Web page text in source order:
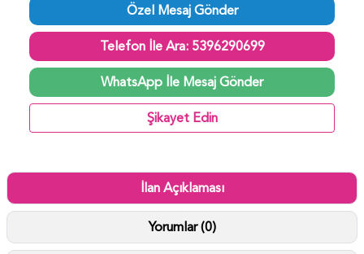
Özel Mesaj Gönder
Telefon İle Ara: 5396290699
WhatsApp İle Mesaj Gönder
Şikayet Edin
İlan Açıklaması
Yorumlar (0)